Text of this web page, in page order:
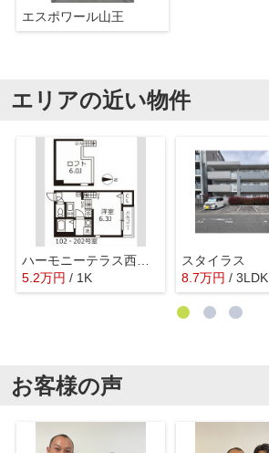
エスポワール山王
エリアの近い物件
ハーモニーテラス西日置
5.2万円 / 1K
スタイラス
8.7万円 / 3LDK
お客様の声